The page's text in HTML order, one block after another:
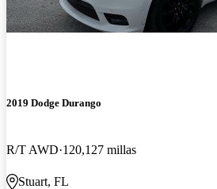
2019 Dodge Durango
R/T AWD 120,127 millas
Stuart, FL